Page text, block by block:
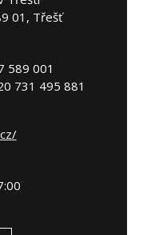
01, Třešť
589 001
731 495 881